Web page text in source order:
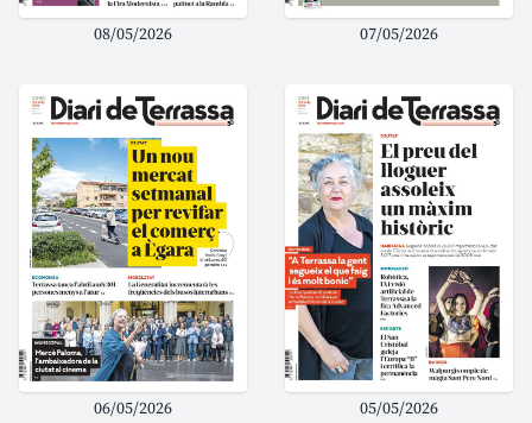
08/05/2026 07/05/2026
06/05/2026 05/05/2026